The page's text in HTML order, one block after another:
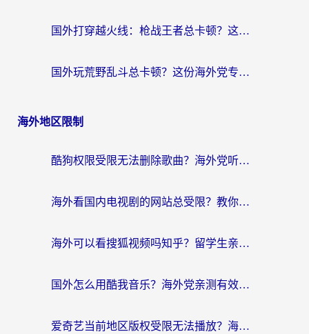
国外打穿越火线：枪战王者总卡顿？这篇加速器推荐下载指南帮你解决延迟难题
国外玩荒野乱斗总卡顿？这份海外党专属的国服游戏加速攻略请收好
海外地区限制
酷狗权限受限无法删除歌曲？海外党听国内音乐的终极解决方案来了
海外看国内电视剧的网站总受限？教你选对回国加速器，轻松追热剧
海外可以看搜狐视频吗知乎？留学生亲测有效的回国加速器选择指南
国外怎么用酷我音乐？海外党亲测有效的回国加速方案，附千千音乐中文歌收听指南
爱奇艺当前地区版权受限无法播放？海外党追剧看电影的终极解决方案来了